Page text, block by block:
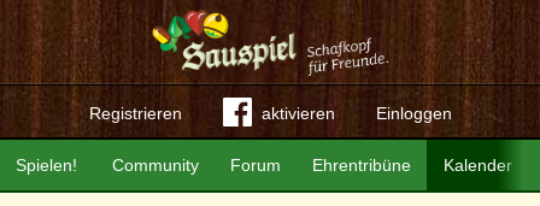
Registrieren aktivieren Einloggen
Community Forum Ehrentribüne Kalender
Spielen!